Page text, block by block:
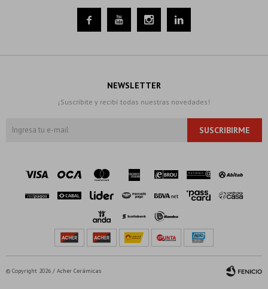
   
NEWSLETTER
¡Suscribite y recibí todas nuestras novedades!
SUSCRIBIRME
© Copyright 2026 / Acher Cerámicas